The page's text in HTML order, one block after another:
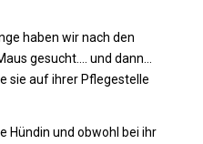
haben wir nach den
gesucht…. und dann…
sie auf ihrer Pflegestelle
Hündin und obwohl bei ihr